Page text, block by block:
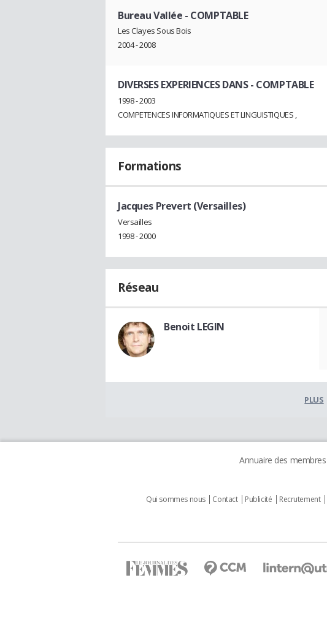
Bureau Vallée - COMPTABLE
Les Clayes Sous Bois
2004 - 2008
DIVERSES EXPERIENCES DANS- COMPTABLE
1998 - 2003
COMPETENCES INFORMATIQUES ET LINGUISTIQUES ,
Formations
Jacques Prevert (Versailles)
Versailles
1998 - 2000
Réseau
Benoit LEGIN
PLUS
Annuaire des membres
Qui sommes nous Contact Publicité Recrutement